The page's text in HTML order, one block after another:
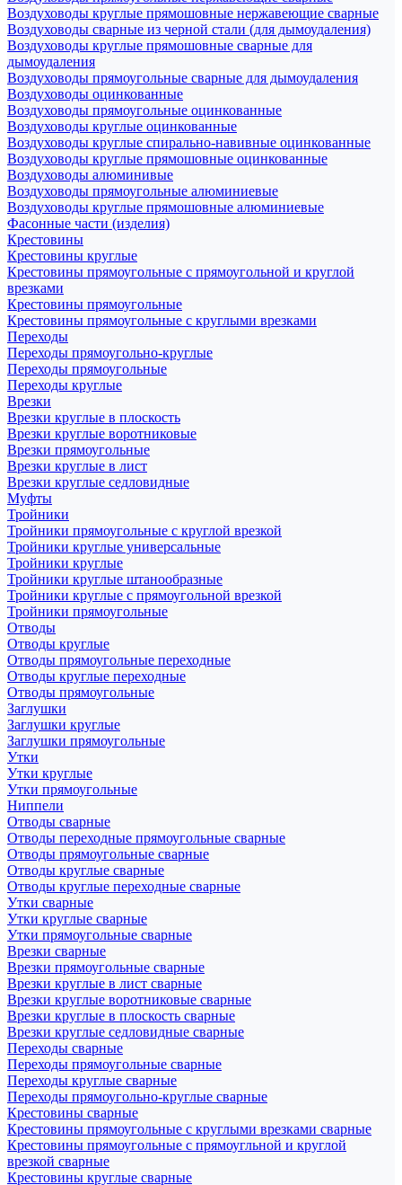
Воздуховоды круглые прямошовные нержавеющие сварные
Воздуховоды сварные из черной стали (для дымоудаления)
Воздуховоды круглые прямошовные сварные для
дымоудаления
Воздуховоды прямоугольные сварные для дымоудаления
Воздуховоды оцинкованные
Воздуховоды прямоугольные оцинкованные
Воздуховоды круглые оцинкованные
Воздуховоды круглые спирально-навивные оцинкованные
Воздуховоды круглые прямошовные оцинкованные
Воздуховоды алюминивые
Воздуховоды прямоугольные алюминиевые
Воздуховоды круглые прямошовные алюминиевые
Фасонные части (изделия)
Крестовины
Крестовины круглые
Крестовины прямоугольные с прямоугольной и круглой
врезками
Крестовины прямоугольные
Крестовины прямоугольные с круглыми врезками
Переходы
Переходы прямоугольно-круглые
Переходы прямоугольные
Переходы круглые
Врезки
Врезки круглые в плоскость
Врезки круглые воротниковые
Врезки прямоугольные
Врезки круглые в лист
Врезки круглые седловидные
Муфты
Тройники
Тройники прямоугольные с круглой врезкой
Тройники круглые универсальные
Тройники круглые
Тройники круглые штанообразные
Тройники круглые с прямоугольной врезкой
Тройники прямоугольные
Отводы
Отводы круглые
Отводы прямоугольные переходные
Отводы круглые переходные
Отводы прямоугольные
Заглушки
Заглушки круглые
Заглушки прямоугольные
Утки
Утки круглые
Утки прямоугольные
Ниппели
Отводы сварные
Отводы переходные прямоугольные сварные
Отводы прямоугольные сварные
Отводы круглые сварные
Отводы круглые переходные сварные
Утки сварные
Утки круглые сварные
Утки прямоугольные сварные
Врезки сварные
Врезки прямоугольные сварные
Врезки круглые в лист сварные
Врезки круглые воротниковые сварные
Врезки круглые в плоскость сварные
Врезки круглые седловидные сварные
Переходы сварные
Переходы прямоугольные сварные
Переходы круглые сварные
Переходы прямоугольно-круглые сварные
Крестовины сварные
Крестовины прямоугольные с круглыми врезками сварные
Крестовины прямоугольные с прямоугльной и круглой
врезкой сварные
Крестовины круглые сварные